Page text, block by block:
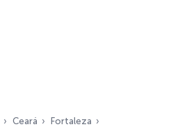
Ceará
Fortaleza